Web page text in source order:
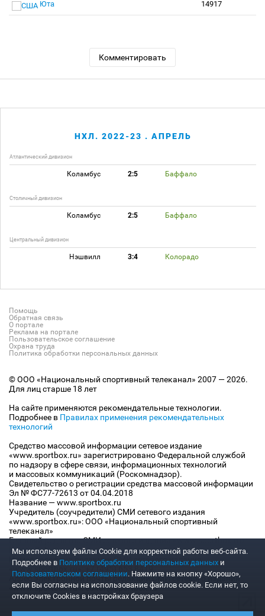
Юта 14917
Комментировать
НХЛ. 2022-23 . АПРЕЛЬ
Атлантический дивизион
Коламбус 2:5 Баффало
Столичный дивизион
Коламбус 2:5 Баффало
Центральный дивизион
Нэшвилл 3:4 Колорадо
Помощь
Обратная связь
О портале
Реклама на портале
Пользовательское соглашение
Охрана труда
Политика обработки персональных данных
© ООО «Национальный спортивный телеканал» 2007 — 2026.
Для лиц старше 18 лет
На сайте применяются рекомендательные технологии.
Подробнее в Правилах применения рекомендательных
технологий
Средство массовой информации сетевое издание
«www.sportbox.ru» зарегистрировано Федеральной службой
по надзору в сфере связи, информационных технологий
и массовых коммуникаций (Роскомнадзор).
Свидетельство о регистрации средства массовой информации
Эл № ФС77-72613 от 04.04.2018
Название — www.sportbox.ru
Учредитель (соучредители) СМИ сетевого издания
«www.sportbox.ru»: ООО «Национальный спортивный
телеканал»
Главный редактор СМИ сетевого издания «www.sportbox.ru»:
Конов В.А.
Номер телефона редакции СМИ сетевого издания
«www.sportbox.ru»: +7 (495) 653 8419
Адрес электронной почты редакции СМИ сетевого издания
«www.sportbox.ru»: editor@sportbox.ru
Мы используем файлы Сookie для корректной работы веб-сайта.
Подробнее в Политике обработки персональных данных и
Пользовательском соглашении. Нажмите на кнопку «Хорошо»,
если Вы согласны на использование файлов cookie. Если нет, то
отключите Cookies в настройках браузера